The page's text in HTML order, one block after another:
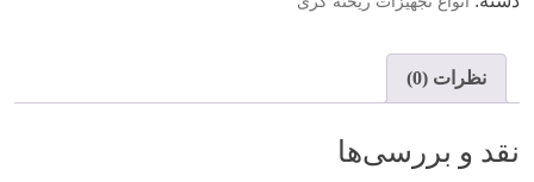
نظرات (0)
نقد و بررسی‌ها